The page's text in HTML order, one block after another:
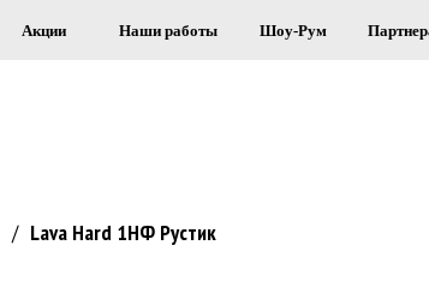
Акции Наши работы Шоу-Рум
/ Lava Hard 1НФ Рустик